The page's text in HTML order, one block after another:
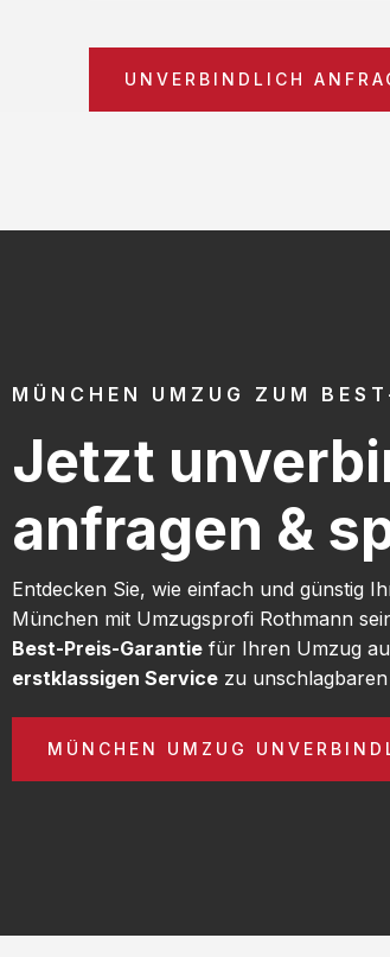
UNVERBINDLICH
MÜNCHEN UMZUG ZUM
Jetzt
anfragen &
Entdecken Sie, wie einfach und günstig
München mit Umzugsprofi Rothmann
Best-Preis-Garantie für Ihren Umzug
erstklassigen Service zu
MÜNCHEN UMZUG